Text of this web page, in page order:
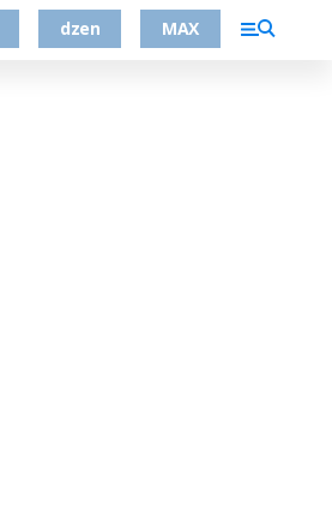
dzen MAX